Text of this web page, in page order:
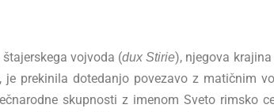
vojvoda (dux Stirie), njegova
prekinila dotedanjo povezavo z matičnim
skupnosti z imenom Sveto rimsko